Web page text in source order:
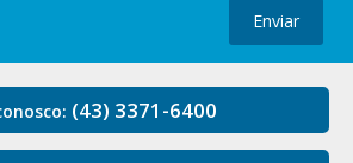
Enviar
(43) 3371-6400